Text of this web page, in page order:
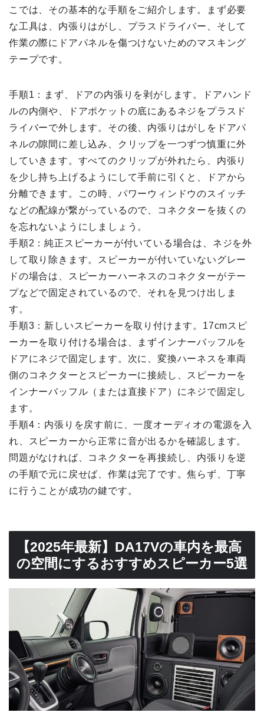
こでは、その基本的な手順をご紹介します。まず必要
な工具は、内張りはがし、プラスドライバー、そして
作業の際にドアパネルを傷つけないためのマスキング
テープです。
手順1：まず、ドアの内張りを剥がします。ドアハンド
ルの内側や、ドアポケットの底にあるネジをプラスド
ライバーで外します。その後、内張りはがしをドアパ
ネルの隙間に差し込み、クリップを一つずつ慎重に外
していきます。すべてのクリップが外れたら、内張り
を少し持ち上げるようにして手前に引くと、ドアから
分離できます。この時、パワーウィンドウのスイッチ
などの配線が繋がっているので、コネクターを抜くの
を忘れないようにしましょう。
手順2：純正スピーカーが付いている場合は、ネジを外
して取り除きます。スピーカーが付いていないグレー
ドの場合は、スピーカーハーネスのコネクターがテー
プなどで固定されているので、それを見つけ出しま
す。
手順3：新しいスピーカーを取り付けます。17cmスピ
ーカーを取り付ける場合は、まずインナーバッフルを
ドアにネジで固定します。次に、変換ハーネスを車両
側のコネクターとスピーカーに接続し、スピーカーを
インナーバッフル（または直接ドア）にネジで固定し
ます。
手順4：内張りを戻す前に、一度オーディオの電源を入
れ、スピーカーから正常に音が出るかを確認します。
問題がなければ、コネクターを再接続し、内張りを逆
の手順で元に戻せば、作業は完了です。焦らず、丁寧
に行うことが成功の鍵です。
【2025年最新】DA17Vの車内を最高
の空間にするおすすめスピーカー5選